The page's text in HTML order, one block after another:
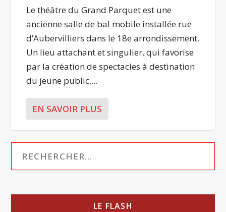
Le théâtre du Grand Parquet est une
ancienne salle de bal mobile installée rue
d’Aubervilliers dans le 18e arrondissement.
Un lieu attachant et singulier, qui favorise
par la création de spectacles à destination
du jeune public,...
EN SAVOIR PLUS
LE FLASH